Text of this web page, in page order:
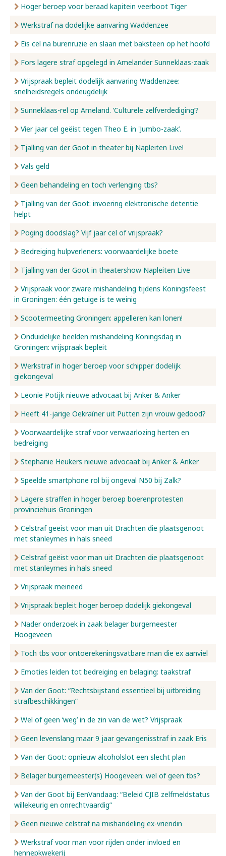
Hoger beroep voor beraad kapitein veerboot Tiger
Werkstraf na dodelijke aanvaring Waddenzee
Eis cel na burenruzie en slaan met baksteen op het hoofd
Fors lagere straf opgelegd in Amelander Sunneklaas-zaak
Vrijspraak bepleit dodelijk aanvaring Waddenzee:
snelheidsregels ondeugdelijk
Sunneklaas-rel op Ameland. ‘Culturele zelfverdediging’?
Vier jaar cel geëist tegen Theo E. in 'Jumbo-zaak’.
Tjalling van der Goot in theater bij Napleiten Live!
Vals geld
Geen behandeling en toch verlenging tbs?
Tjalling van der Goot: invoering elektronische detentie
helpt
Poging doodslag? Vijf jaar cel of vrijspraak?
Bedreiging hulpverleners: voorwaardelijke boete
Tjalling van der Goot in theatershow Napleiten Live
Vrijspraak voor zware mishandeling tijdens Koningsfeest
in Groningen: één getuige is te weinig
Scootermeeting Groningen: appelleren kan lonen!
Onduidelijke beelden mishandeling Koningsdag in
Groningen: vrijspraak bepleit
Werkstraf in hoger beroep voor schipper dodelijk
giekongeval
Leonie Potijk nieuwe advocaat bij Anker & Anker
Heeft 41-jarige Oekraïner uit Putten zijn vrouw gedood?
Voorwaardelijke straf voor verwaarlozing herten en
bedreiging
Stephanie Heukers nieuwe advocaat bij Anker & Anker
Speelde smartphone rol bij ongeval N50 bij Zalk?
Lagere straffen in hoger beroep boerenprotesten
provinciehuis Groningen
Celstraf geëist voor man uit Drachten die plaatsgenoot
met stanleymes in hals sneed
Celstraf geëist voor man uit Drachten die plaatsgenoot
met stanleymes in hals sneed
Vrijspraak meineed
Vrijspraak bepleit hoger beroep dodelijk giekongeval
Nader onderzoek in zaak belager burgemeester
Hoogeveen
Toch tbs voor ontoerekeningsvatbare man die ex aanviel
Emoties leiden tot bedreiging en belaging: taakstraf
Van der Goot: “Rechtsbijstand essentieel bij uitbreiding
strafbeschikkingen”
Wel of geen ‘weg’ in de zin van de wet? Vrijspraak
Geen levenslang maar 9 jaar gevangenisstraf in zaak Eris
Van der Goot: opnieuw alcoholslot een slecht plan
Belager burgemeester(s) Hoogeveen: wel of geen tbs?
Van der Goot bij EenVandaag: “Beleid CJIB zelfmeldstatus
willekeurig en onrechtvaardig”
Geen nieuwe celstraf na mishandeling ex-vriendin
Werkstraf voor man voor rijden onder invloed en
hennepkwekerij